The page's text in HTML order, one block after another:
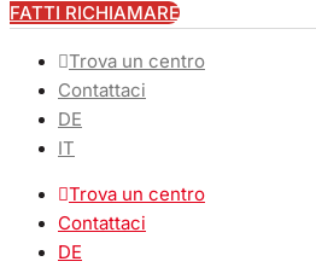
FATTI RICHIAMARE
Trova un centro
Contattaci
DE
IT
Trova un centro
Contattaci
DE